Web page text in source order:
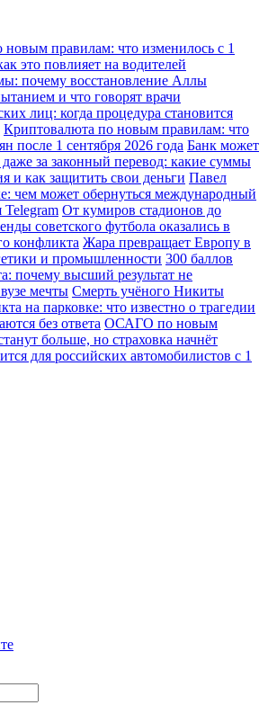
правилам: что изменилось с 1
это повлияет на водителей
почему восстановление Аллы
и что говорят врачи
лиц: когда процедура становится
Криптовалюта по новым правилам: что
после 1 сентября 2026 года Банк может
даже за законный перевод: какие суммы
и как защитить свои деньги Павел
чем может обернуться международный
Telegram От кумиров стадионов до
советского футбола оказались в
конфликта Жара превращает Европу в
и промышленности 300 баллов
почему высший результат не
мечты Смерть учёного Никиты
на парковке: что известно о трагедии
без ответа ОСАГО по новым
больше, но страховка начнёт
для российских автомобилистов с 1